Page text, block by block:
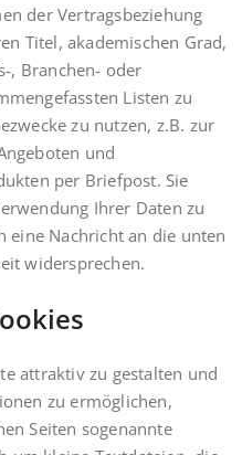
der Vertragsbeziehung
Titel, akademischen Grad,
Branchen- oder
Listen zu
zu nutzen, z.B. zur
und
per Briefpost. Sie
Ihrer Daten zu
eine Nachricht an die unten
widersprechen.
attraktiv zu gestalten und
zu ermöglichen,
Seiten sogenannte